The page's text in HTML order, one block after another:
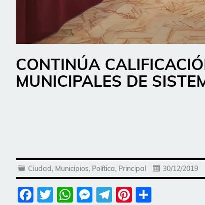
CONTINÚA
MUNICIPALES DE
Ciudad, Municipios, Política, Principal 30/12/2019
Facebook
Twitter
WhatsApp
Messenger
Telegram
Pinterest